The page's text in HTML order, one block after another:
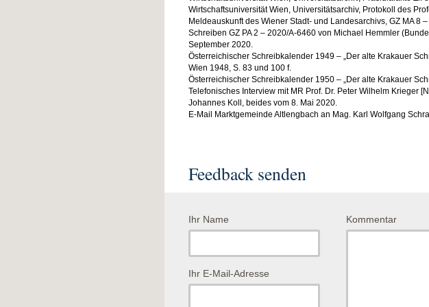
Wirtschaftsuniversität Wien, Universitätsarchiv, Protokoll des
Meldeauskunft des Wiener Stadt- und Landesarchivs, GZ MA 8
Schreiben GZ PA 2 – 2020/A-6460 von Michael Hemmler
September 2020.
Österreichischer Schreibkalender 1949 – „Der alte Krakauer
Wien 1948, S. 83 und 100 f.
Österreichischer Schreibkalender 1950 – „Der alte Krakauer
Telefonisches Interview mit MR Prof. Dr. Peter Wilhelm Krieger
Johannes Koll, beides vom 8. Mai 2020.
E-Mail Marktgemeinde Altlengbach an Mag. Karl Wolfgang
Feedback senden
Ihr Name
Ihr E-Mail-Adresse
Kommentar